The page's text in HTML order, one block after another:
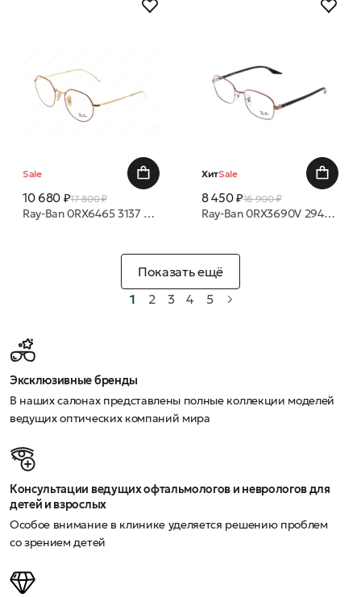
Sale
10 680 ₽17 800 ₽
Ray-Ban 0RX6465 3137 51 20 оправа
ХитSale
8 450 ₽16 900 ₽
Ray-Ban 0RX3690V 2943 53 21 оправа
Показать ещё
1
2 3 4 5
Эксклюзивные бренды
В наших салонах представлены полные коллекции моделей
ведущих оптических компаний мира
Консультации ведущих офтальмологов и неврологов для
детей и взрослых
Особое внимание в клинике уделяется решению проблем
со зрением детей